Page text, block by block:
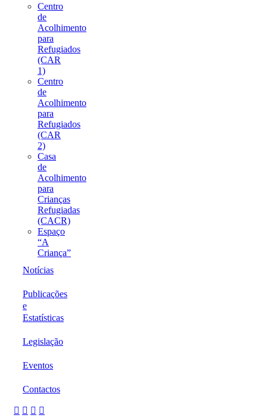
Centro
de
Acolhimento
para
Refugiados
(CAR
1)
Centro
de
Acolhimento
para
Refugiados
(CAR
2)
Casa
de
Acolhimento
para
Crianças
Refugiadas
(CACR)
Espaço
“A
Criança”
Notícias
Publicações
e
Estatísticas
Legislação
Eventos
Contactos